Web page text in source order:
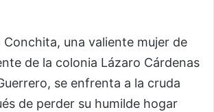
Conchita, una valiente mujer de
de la colonia Lázaro Cárdenas
se enfrenta a la cruda
de perder su humilde hogar